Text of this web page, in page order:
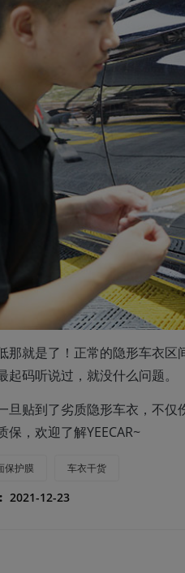
那就是了！正常的隐形车衣
起码听说过，就没什么问题。
旦贴到了劣质隐形车衣，不
保，欢迎了解YEECAR~
保护膜 车衣干货
2021-12-23